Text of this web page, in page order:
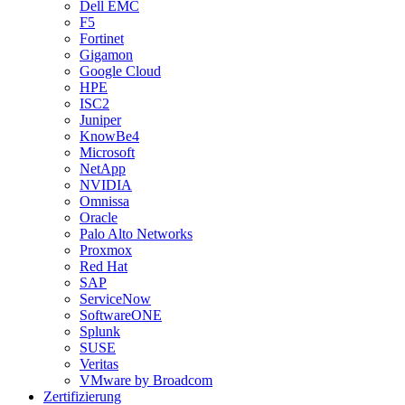
Dell EMC
F5
Fortinet
Gigamon
Google Cloud
HPE
ISC2
Juniper
KnowBe4
Microsoft
NetApp
NVIDIA
Omnissa
Oracle
Palo Alto Networks
Proxmox
Red Hat
SAP
ServiceNow
SoftwareONE
Splunk
SUSE
Veritas
VMware by Broadcom
Zertifizierung